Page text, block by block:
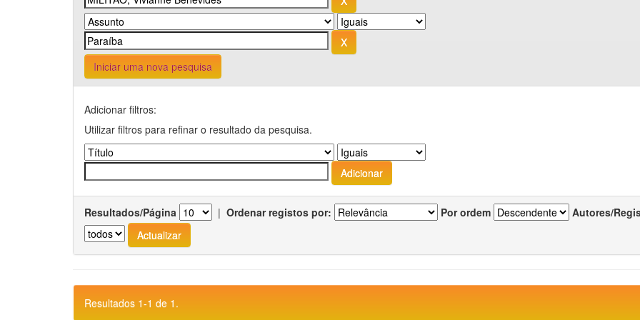
Iniciar uma nova pesquisa
Adicionar filtros:
Utilizar filtros para refinar o resultado da pesquisa.
Resultados/Página | Ordenar registos por: Por ordem Autores/
Resultados 1-1 de 1.